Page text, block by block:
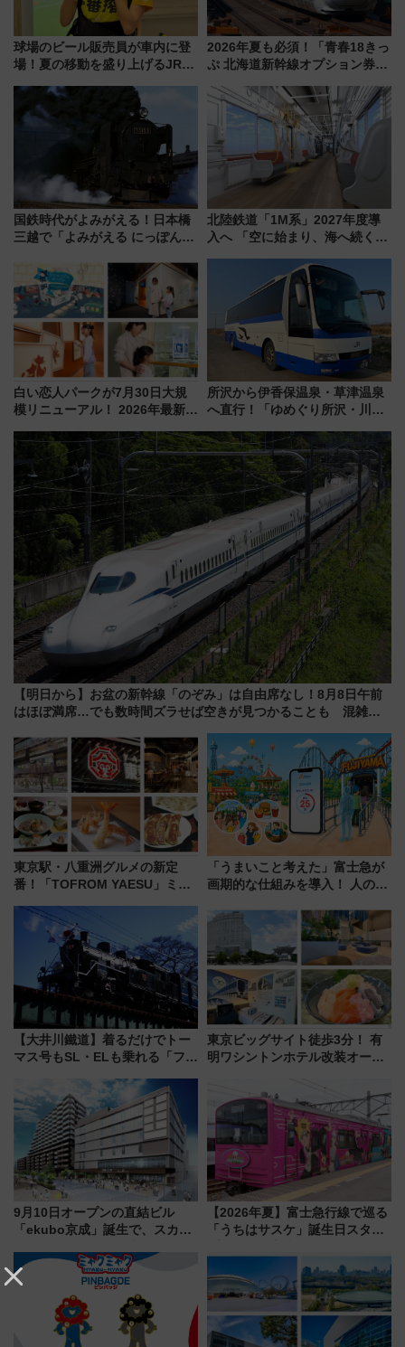
球場のビール販売員が車内に登
場！夏の移動を盛り上げるJR九
月7日限定 ソフトバンクホーク
スとコラボ
2026年夏も必須！「青春18きっ
ぷ 北海道新幹線オプション券」
の罠
国鉄時代がよみがえる！日本橋
三越で「よみがえる にっぽんの
敬の名作写真も、駅弁フェスも
同時開催！
北陸鉄道「1M系」2027年度導
入へ 「空に始まり、海へ続く」
神秘的なデザイン
白い恋人パークが7月30日大規
模リニューアル！ 2026年最新の
と料金・アクセスを徹底解説
（札幌市）
所沢から伊香保温泉・草津温泉
へ直行！「ゆめぐり所沢・川越
軽に 運行ダイヤ・運賃を解説
【明日から】お盆の新幹線「のぞみ」は自由席なし！8月8日午前
はほぼ満席…でも数時間ズラせば空きが見つかることも 混雑避
東京駅・八重洲グルメの新定
番！「TOFROM YAESU」ミシ
舗が集結した食の空間を徹底解
剖！（9/10開業）
「うまいこと考えた」富士急が
画期的な仕組みを導入！ 人のか
ん」始動
【大井川鐵道】着るだけでトー
マス号もSL・ELも乗れる「フリ
東京ビッグサイト徒歩3分！ 有
明ワシントンホテル改装オープ
客室」や海鮮丼が人気の朝食ビ
ュッフェを現地レポ
9月10日オープンの直結ビル
「ekubo京成」誕生で、スカイ
新鎌ヶ谷はどう変わる？ 全テナ
ント情報も公開！
【2026年夏】富士急行線で巡る
「うちはサスケ」誕生日スタン
定グルメ＆グッズ徹底ガイド